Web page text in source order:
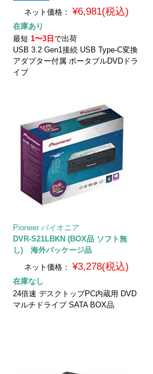
ネット価格： ¥6,981(税込)
在庫あり
最短1〜3日で出荷
USB 3.2 Gen1接続 USB Type-C変換
アダプター付属 ポータブルDVDドラ
イブ
Pioneer パイオニア
DVR-S21LBKN (BOX品 ソフト無
し) 海外パッケージ品
ネット価格： ¥3,278(税込)
在庫なし
24倍速 デスクトップPC内蔵用 DVD
マルチドライブ SATA BOX品